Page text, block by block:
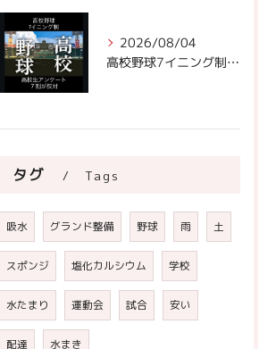
2026/08/04
高校野球7イニング制への声。
タグ Tags
吸水 グランド整備 野球 雨 土
スポンジ 塩化カルシウム 学校
水たまり 運動会 試合 安い
配達 水まき